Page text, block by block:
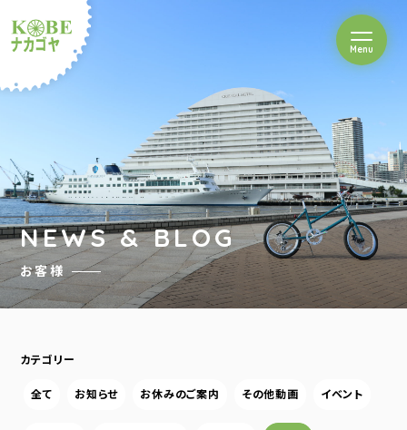
ルショップナカゴヤ
Menuを開閉
NEWS & BLOG
お客様
カテゴリー
全て お知らせ お休みのご案内 その他動画 イベント